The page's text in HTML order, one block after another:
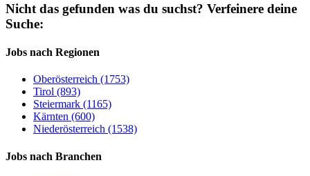
Nicht das gefunden was du suchst? Verfeinere deine
Suche:
Jobs nach Regionen
Oberösterreich (1753)
Tirol (893)
Steiermark (1165)
Kärnten (600)
Niederösterreich (1538)
Jobs nach Branchen